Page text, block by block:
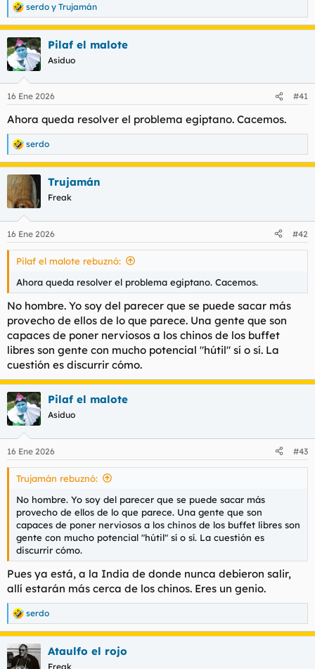
R
e
a
c
c
i
e
:
serdo y Trujamán
Pilaf el malote
Asiduo
16 Ene 2026 #41
Ahora queda resolver el problema egiptano. Cacemos.
R
e
a
c
c
i
e
s
serdo
Trujamán
Freak
16 Ene 2026 #42
Pilaf el malote rebuznó:
Ahora queda resolver el problema egiptano. Cacemos.
No hombre. Yo soy del parecer que se puede sacar más
provecho de ellos de lo que parece. Una gente que son
capaces de poner nerviosos a los chinos de los buffet
libres son gente con mucho potencial "hútil" sí o sí. La
cuestión es discurrir cómo.
Pilaf el malote
Asiduo
16 Ene 2026 #43
Trujamán rebuznó:
No hombre. Yo soy del parecer que se puede sacar más
provecho de ellos de lo que parece. Una gente que son
capaces de poner nerviosos a los chinos de los buffet libres son
gente con mucho potencial "hútil" sí o sí. La cuestión es
discurrir cómo.
Pues ya está, a la India de donde nunca debieron salir,
allí estarán más cerca de los chinos. Eres un genio.
R
e
a
c
c
serdo
Ataulfo el rojo
Freak